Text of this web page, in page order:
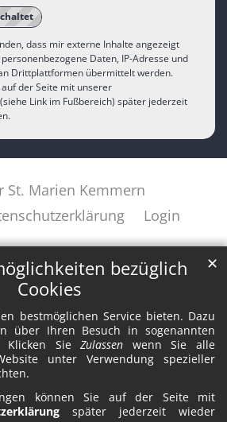
bezüglich
Cookies
bestmöglichen Service bieten. Dazu
über Ihren Besuch in sogenannten
Klicken SieZulassen wenn Sie alle
unter Verwendung spezieller
können Sie auf der Seite mit
später jederzeit wieder
✕
dass mir externe Inhalte angezeigt
Daten, IP-Adresse und
Drittplattformen übermittelt werden.
der Seite mit unserer
Link im Fußbereich) später jederzeit
Marien Kemmern
Login